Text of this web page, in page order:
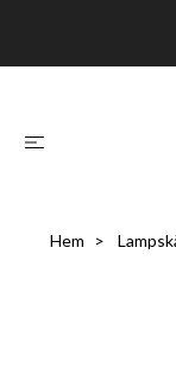
Hem